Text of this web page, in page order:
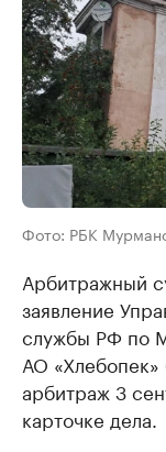
Фото: РБК
Арбитражный
заявление
службы РФ по
АО
арбитраж 3
карточке дела.